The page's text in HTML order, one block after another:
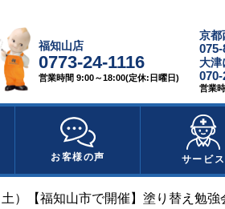
福知山店
0773-24-1116
営業時間 9:00～18:00(定休:日曜日)
京都
大津
営業
お客様の声 サービス
）【福知山市で開催】塗り替え勉強